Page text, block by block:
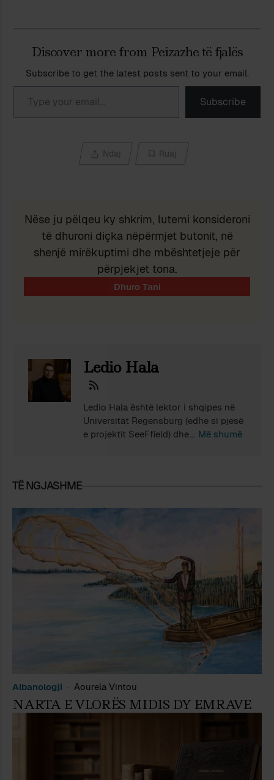
Discover more from Peizazhe të fjalës
Subscribe to get the latest posts sent to your email.
Type your email…
Subscribe
Ndaj Ruaj
Nëse ju pëlqeu ky shkrim, lutemi konsideroni
të dhuroni diçka nëpërmjet butonit, në
shenjë mirëkuptimi dhe mbështetjeje për
përpjekjet tona.
Ledio Hala
Ledio Hala është lektor i shqipes në
Universität Regensburg (edhe si pjesë
e projektit SeeFfield) dhe në
shtrihet edhe në didaktikën dhe
në censurën e letërsisë së përkthyer
në Shqipërinë totalitare, temë për të
cilën ai ka botuar një monografi
(botuar nga IAPS dhe Peizazhe të
Fjalës në 2023) . Ledio është
gjithashtu testues zyrtar i shqipes si
gjuhë e trashëguar për gjimnazet
bavareze, i emëruar nga Ministria e
Më shumë
TË NGJASHME
Albanologji Aourela Vintou
NARTA E VLORËS MIDIS DY EMRAVE